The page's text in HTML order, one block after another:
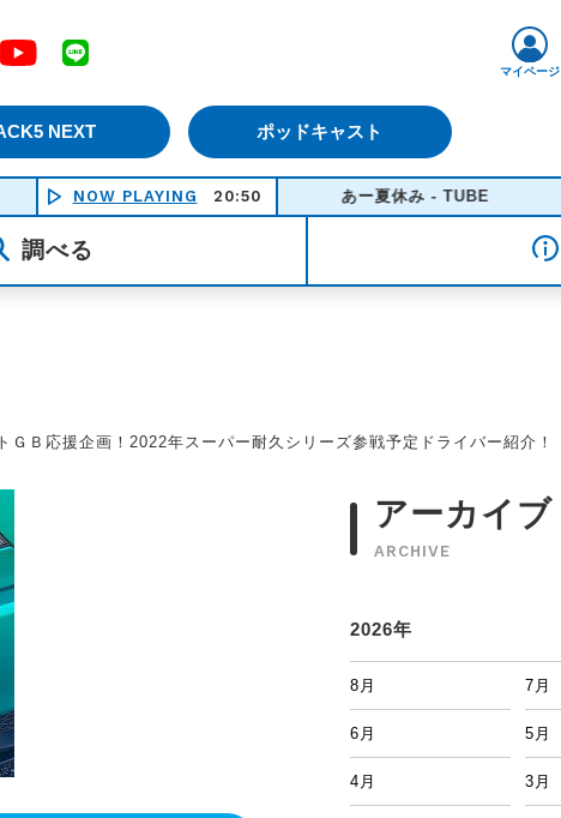
YouTube
NEXT ポッドキャスト
マイページ
NOW PLAYING 20:50あー夏休み - TUBE
調べる
ＧＢ応援企画！2022年スーパー耐久シリーズ参戦予定ドライバー紹介！
アーカイブ
ARCHIVE
2026年
8月 7月
6月 5月
4月 3月